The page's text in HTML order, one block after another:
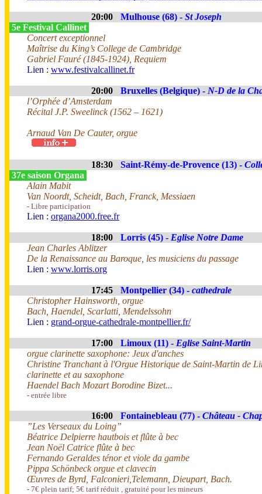
20:00 Mulhouse (68) - St Joseph
5e Festival Callinet
Concert exceptionnel
Maîtrise du King’s College de Cambridge
Gabriel Fauré (1845-1924), Requiem
Lien : www.festivalcallinet.fr
20:00 Bruxelles (Belgique) - N-D de la
l’Orphée d’Amsterdam
Récital J.P. Sweelinck (1562 – 1621)
Arnaud Van De Cauter, orgue
18:30 Saint-Rémy-de-Provence (13) -
37e saison Organa
Alain Mabit
Van Noordt, Scheidt, Bach, Franck, Messiaen
- Libre participation
Lien : organa2000.free.fr
18:00 Lorris (45) - Eglise Notre Dame
Jean Charles Ablitzer
De la Renaissance au Baroque, les musiciens du passage
Lien : www.lorris.org
17:45 Montpellier (34) - cathedrale
Christopher Hainsworth, orgue
Bach, Haendel, Scarlatti, Mendelssohn
Lien : grand-orgue-cathedrale-montpellier.fr/
17:00 Limoux (11) - Eglise Saint-Martin
orgue clarinette saxophone: Jeux d'anches
Christine Tranchant à l'Orgue Historique de Saint-Martin de
clarinette et au saxophone
Haendel Bach Mozart Borodine Bizet...
- entrée libre
16:00 Fontainebleau (77) - Château -
”Les Verseaux du Loing”
Béatrice Delpierre hautbois et flûte à bec
Jean Noël Catrice flûte à bec
Fernando Geraldes ténor et viole da gambe
Pippa Schönbeck orgue et clavecin
Œuvres de Byrd, Falconieri,Telemann, Dieupart, Bach.
- 7€ plein tarif; 5€ tarif réduit , gratuité pour les mineurs